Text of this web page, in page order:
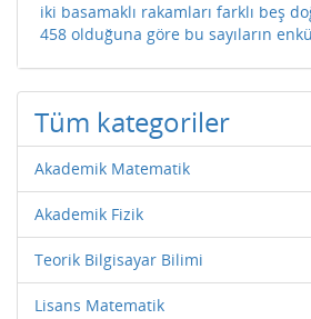
iki basamaklı rakamları farklı beş
458 olduğuna göre bu sayıların
Tüm kategoriler
Akademik Matematik
Akademik Fizik
Teorik Bilgisayar Bilimi
Lisans Matematik